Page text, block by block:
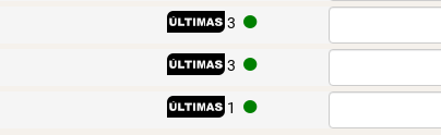
I3 H
I3 H
I1 H